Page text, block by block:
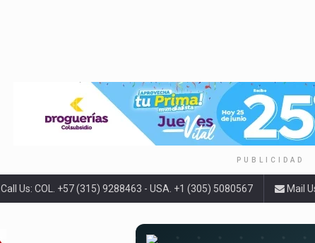
PUBLICIDAD
Call Us: COL. +57 (315) 9288463 - USA. +1 (305) 5080567 Mail